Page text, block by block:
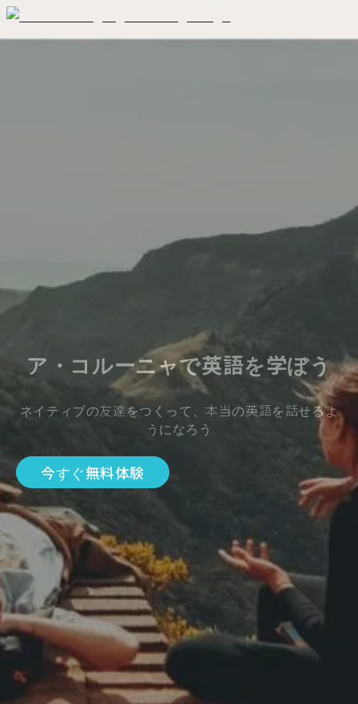
ア・コルーニャで英語を学ぼう
ネイティブの友達をつくって、本当の英語を話せるよ
うになろう
今すぐ無料体験